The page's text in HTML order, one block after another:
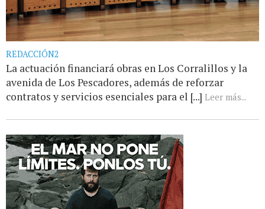
REDACCIÓN2
La actuación financiará obras en Los Corralillos y la
avenida de Los Pescadores, además de reforzar
contratos y servicios esenciales para el [...] Leer más...